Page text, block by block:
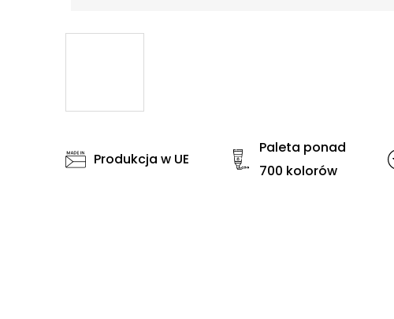
Produkcja w UE
Paleta ponad
700 kolorów